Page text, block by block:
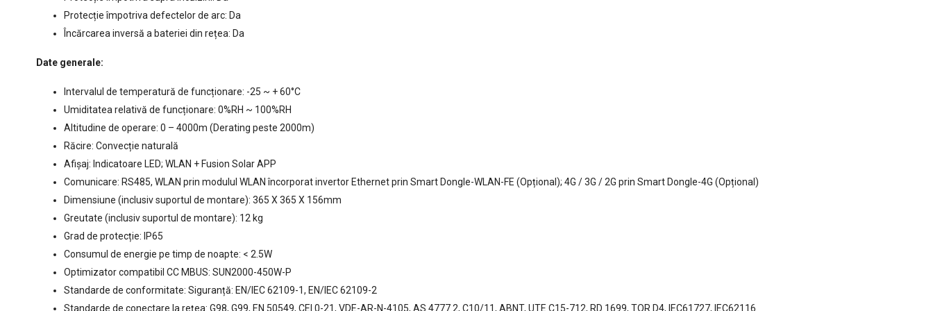
Protecție împotriva defectelor de arc: Da
Încărcarea inversă a bateriei din rețea: Da
Date generale:
Intervalul de temperatură de funcționare: -25 ~ + 60°C
Umiditatea relativă de funcționare: 0%RH ~ 100%RH
Altitudine de operare: 0 – 4000m (Derating peste 2000m)
Răcire: Convecție naturală
Afişaj: Indicatoare LED; WLAN + Fusion Solar APP
Comunicare: RS485, WLAN prin modulul WLAN încorporat invertor Ethernet prin Smart Dongle-WLAN-FE (Opțional); 4G / 3G / 2G prin Smart Dongle-4G (Opțional)
Dimensiune (inclusiv suportul de montare): 365 X 365 X 156mm
Greutate (inclusiv suportul de montare): 12 kg
Grad de protecție: IP65
Consumul de energie pe timp de noapte: < 2.5W
Optimizator compatibil CC MBUS: SUN2000-450W-P
Standarde de conformitate: Siguranță: EN/IEC 62109-1, EN/IEC 62109-2
Standarde de conectare la rețea: G98, G99, EN 50549, CEI 0-21, VDE-AR-N-4105, AS 4777.2, C10/11, ABNT, UTE C15-712, RD 1699, TOR D4, IEC61727, IEC62116